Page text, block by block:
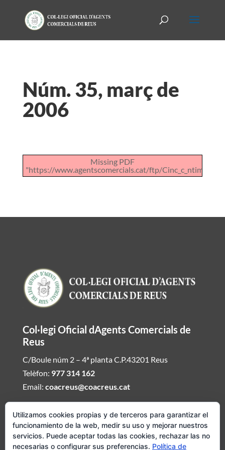
Núm. 35, març de
2006
Missing PDF
"https://www.agentscomercials.cat/ftp/
Col·legi Oficial dAgents Comercials de
Reus
C/Boule núm 2 – 4ª planta C.P.43201 Reus
Telèfon: 977 314 162
Email: coacreus@coacreus.cat
Horari del Col·legi dAgents Comercials
De dilluns a divendres de 16:00h a 19:30h
Utilizamos cookies propias y de terceros para garantizar el
funcionamiento de la web, medir su uso y mejorar nuestros
servicios. Puede aceptar todas las cookies, rechazar las no
necesarias o configurar sus preferencias. Política de